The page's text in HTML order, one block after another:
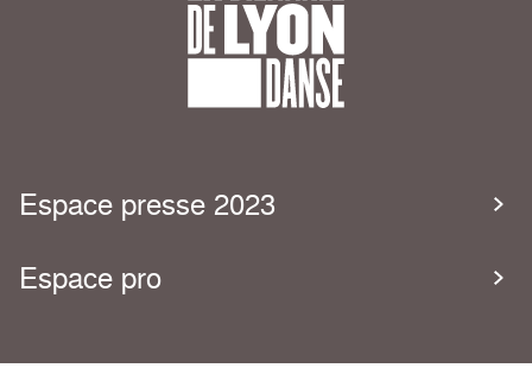
Espace presse 2023
Espace pro